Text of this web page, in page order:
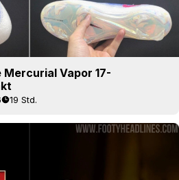
Mercurial Vapor 17-
19 Std.